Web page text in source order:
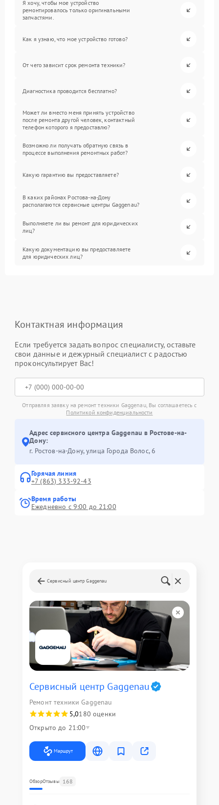
Я хочу, чтобы мое устройство
ремонтировалось только оригинальными
запчастями.
Как я узнаю, что мое устройство готово?
От чего зависит срок ремонта техники?
Диагностика проводится бесплатно?
Может ли вместо меня принять устройство
после ремонта другой человек, контактный
телефон которого я предоставлю?
Возможно ли получать обратную связь в
процессе выполнения ремонтных работ?
Какую гарантию вы предоставляете?
В каких районах Ростова-на-Дону
располагаются сервисные центры Gaggenau?
Выполняете ли вы ремонт для юридических
лиц?
Какую документацию вы предоставляете
для юридических лиц?
Контактная информация
Если требуется задать вопрос специалисту, оставьте
свои данные и дежурный специалист с радостью
проконсультирует Вас!
Отправляя заявку на ремонт техники Gaggenau, Вы соглашаетесь с
Политикой конфиденциальности
Адрес сервисного центра Gaggenau в Ростове-на-
Дону:
г. Ростов-на-Дону, улица Города Волос, 6
Горячая линия
+7 (863) 333-92-43
Время работы
Ежедневно с 9:00 до 21:00
Сервисный центр Gaggenau
Сервисный центр Gaggenau
Ремонт техники Gaggenau
5,0180 оценки
Открыто до 21:00
Маршрут
ОбзорОтзывы 168